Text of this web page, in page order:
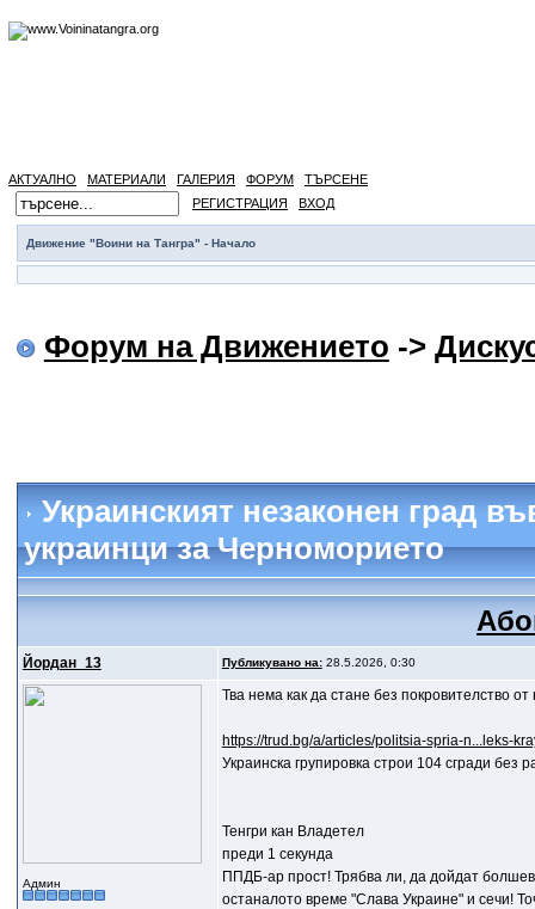
АКТУАЛНО МАТЕРИАЛИ ГАЛЕРИЯ ФОРУМ
ТЪРСЕНЕ
РЕГИСТРАЦИЯ
ВХОД
Движение "Воини на Тангра" - Начало
Форум на Движението ->
Украинският незаконен град
украинци за Черноморието
Йордан_13 Публикувано на:28.5.2026, 0:30
Админ
Тва нема как да стане без покровителство
https://trud.bg/a/articles/politsia-spria-n...leks-
Украинска групировка строи 104 сгради без
Тенгри кан Владетел
преди 1 секунда
ППДБ-ар прост! Трябва ли, да дойдат
останалото време "Слава Украине" и сечи!